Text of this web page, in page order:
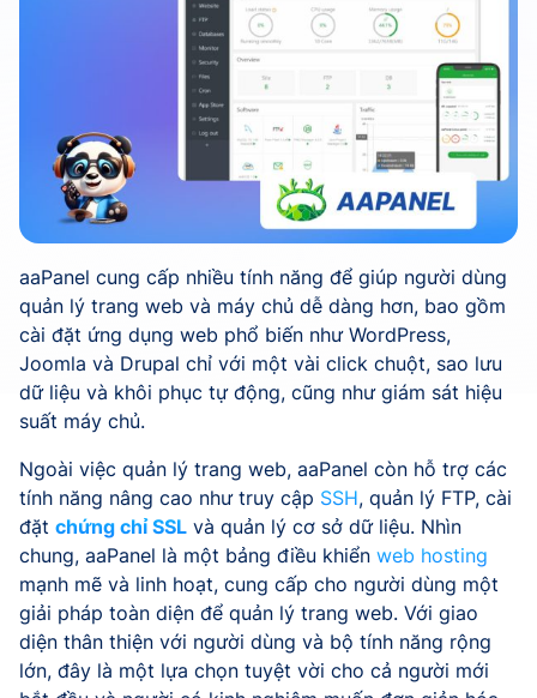
aaPanel cung cấp nhiều tính năng để giúp người dùng
quản lý trang web và máy chủ dễ dàng hơn, bao gồm
cài đặt ứng dụng web phổ biến như WordPress,
Joomla và Drupal chỉ với một vài click chuột, sao lưu
dữ liệu và khôi phục tự động, cũng như giám sát hiệu
suất máy chủ.
Ngoài việc quản lý trang web, aaPanel còn hỗ trợ các
tính năng nâng cao như truy cập SSH, quản lý FTP, cài
đặt chứng chỉ SSL và quản lý cơ sở dữ liệu. Nhìn
chung, aaPanel là một bảng điều khiển web hosting
mạnh mẽ và linh hoạt, cung cấp cho người dùng một
giải pháp toàn diện để quản lý trang web. Với giao
diện thân thiện với người dùng và bộ tính năng rộng
lớn, đây là một lựa chọn tuyệt vời cho cả người mới